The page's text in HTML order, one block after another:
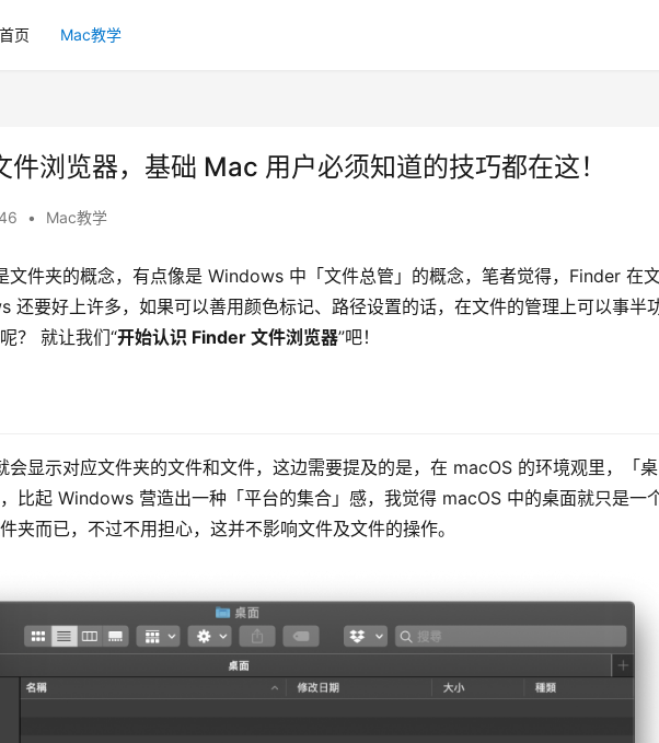
首页 Mac教学
浏览器，基础 Mac 用户必须知道的技巧都在这！
• Mac教学
文件夹的概念，有点像是 Windows 中「文件总管」的概念，笔者觉得，Finder 在
还要好上许多，如果可以善用颜色标记、路径设置的话，在文件的管理上可以事半
？ 就让我们“开始认识 Finder 文件浏览器”吧！
显示对应文件夹的文件和文件，这边需要提及的是，在 macOS 的环境观里，「桌
比起 Windows 营造出一种「平台的集合」感，我觉得 macOS 中的桌面就只是一
夹而已，不过不用担心，这并不影响文件及文件的操作。